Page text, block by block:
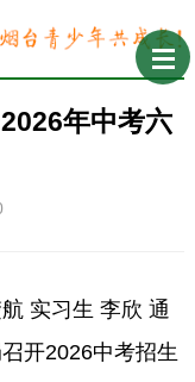
年中考六
实习生 李欣 通
开2026中考招生